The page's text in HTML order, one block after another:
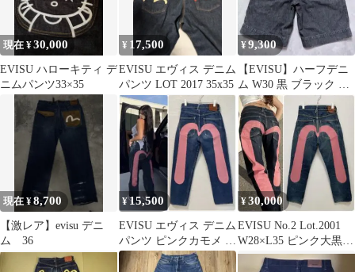
現在 ¥30,000
EVISU ハローキティ デ
ニムパンツ33×35
¥ 17,500
EVISU エヴィス デニム
パンツ LOT 2017 35x35
¥9,300
【EVISU】ハーフデニ
ム W30 黒 ブラック カ
モメ ショートパンツ 赤
現在 ¥8,700
【激レア】evisu デニ
ム 36
¥15,500
EVISU エヴィス デニム
パンツ ピンクカモメ ペ
イント
¥30,000
EVISU No.2 Lot.2001
W28×L35 ピンク大黒
ビッグカモメ